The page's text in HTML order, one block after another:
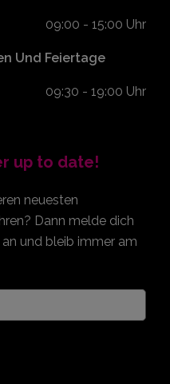
09:00 - 15:00 Uhr
Und Feiertage
09:30 - 19:00 Uhr
up to date!
neuesten
Dann melde dich
und bleib immer am